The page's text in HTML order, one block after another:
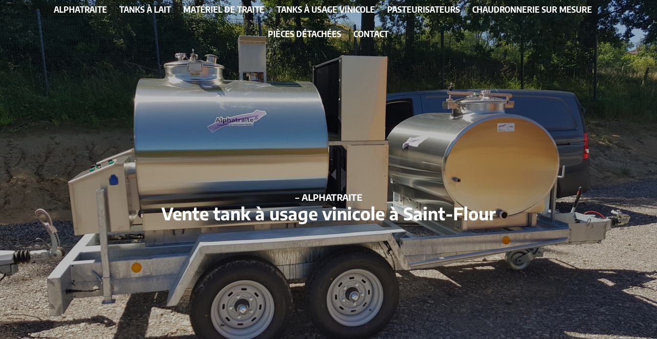
ALPHATRAITE TANKS À LAIT MATÉRIEL DE TRAITE TANKS À USAGE VINICOLE PASTEURISATEURS CHAUDRONNERIE SUR MESURE
PIÈCES DÉTACHÉES CONTACT
– ALPHATRAITE
Vente tank à usage vinicole à Saint-Flour